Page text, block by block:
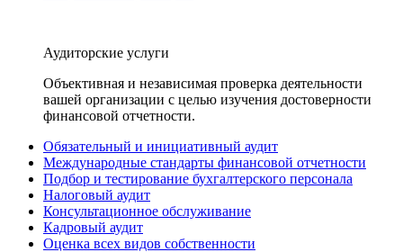
Аудиторские услуги
Объективная и независимая проверка деятельности
вашей организации с целью изучения достоверности
финансовой отчетности.
Обязательный и инициативный аудит
Международные стандарты финансовой отчетности
Подбор и тестирование бухгалтерского персонала
Налоговый аудит
Консультационное обслуживание
Кадровый аудит
Оценка всех видов собственности